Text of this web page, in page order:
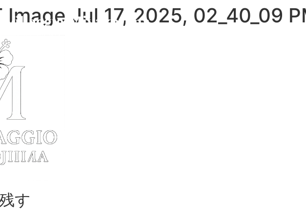
Miyakojima
Image Jul 17, 2025, 02_40_09
す